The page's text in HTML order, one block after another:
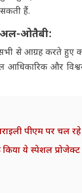
हैं.
अल-ओतैबी:
से आग्रह करते हुए
और
पीएम पर चल
ये स्पेशल प्रोजेक्ट